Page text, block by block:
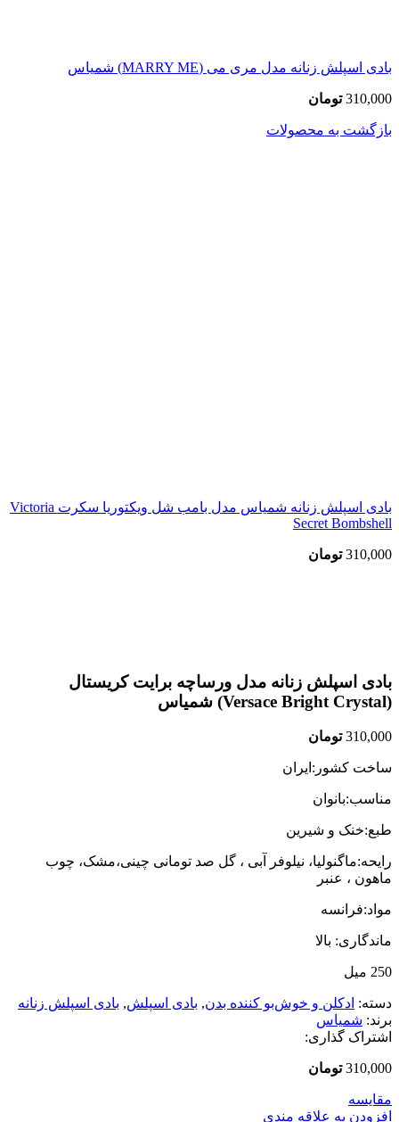
بادی اسپلش زنانه مدل مری می (MARRY ME) شمیاس
310,000 تومان
بازگشت به محصولات
بادی اسپلش زنانه شمیاس مدل بامب شل ویکتوریا سکرت Victoria
Secret Bombshell
310,000 تومان
بادی اسپلش زنانه مدل ورساچه برایت کریستال
(Versace Bright Crystal) شمیاس
310,000 تومان
ساخت کشور:ایران
مناسب:بانوان
طبع:خنک و شیرین
رایحه:ماگنولیا، نیلوفر آبی ، گل صد تومانی چینی،مشک، چوب
ماهون ، عنبر
مواد:فرانسه
ماندگاری: بالا
250 میل
دسته: ادکلن و خوش‌بو کننده بدن, بادی اسپلش, بادی اسپلش زنانه
برند: شمیاس
اشتراک گذاری:
310,000 تومان
مقایسه
افزودن به علاقه مندی